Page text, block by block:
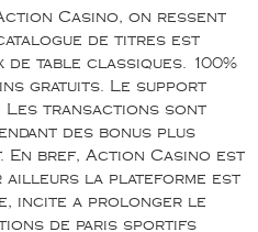
Action Casino, on ressent
de titres est
de table classiques. 100%
gratuits. Le support
transactions sont
des bonus plus
En bref, Action Casino est
ailleurs la plateforme est
incite a prolonger le
de paris sportifs